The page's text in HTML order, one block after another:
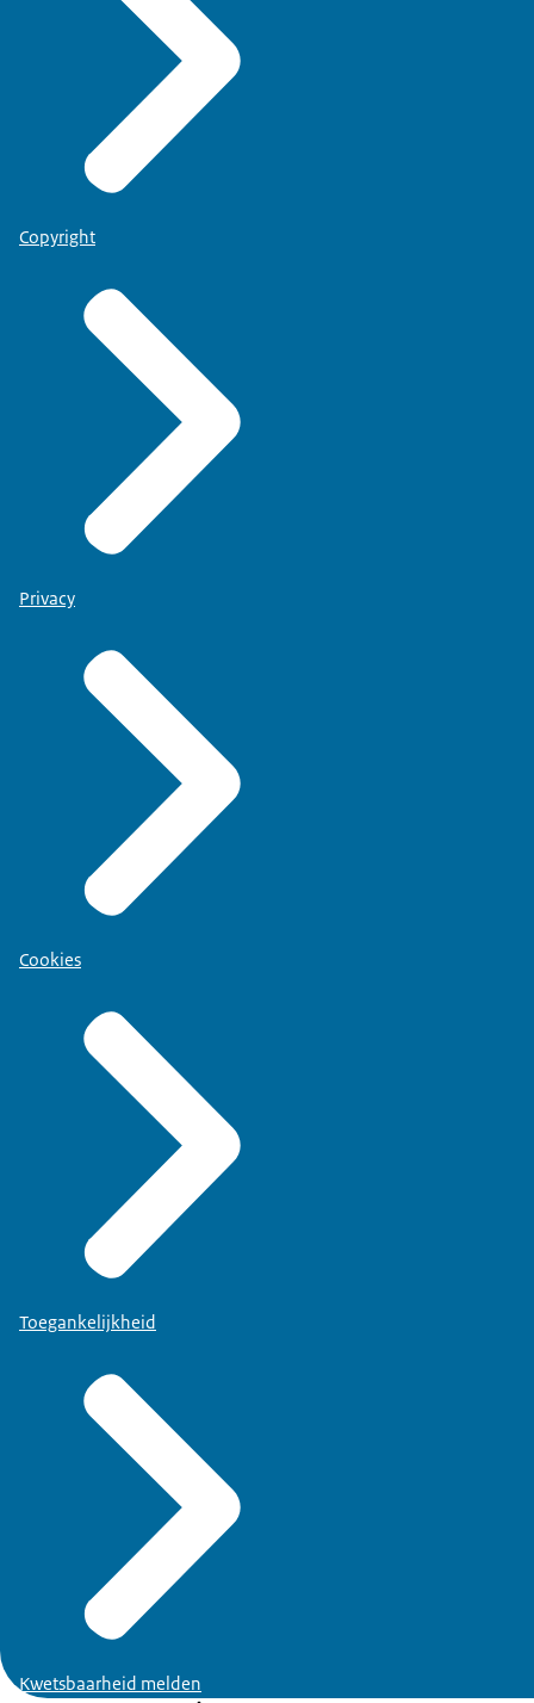
Copyright
Privacy
Cookies
Toegankelijkheid
Kwetsbaarheid melden